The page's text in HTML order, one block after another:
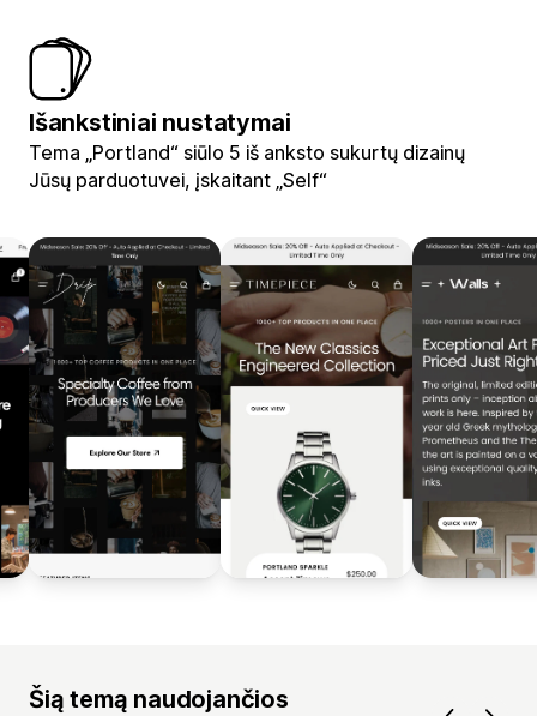
Išankstiniai nustatymai
Tema „Portland“ siūlo 5 iš anksto sukurtų dizainų
Jūsų parduotuvei, įskaitant „Self“
Šią temą naudojančios